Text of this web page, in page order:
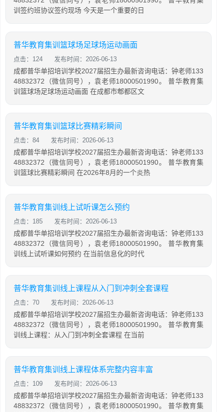
训签约班协议签约现场 今天是一个重要的日
普华教育集训篮球场足球场运动画面
点击：124 发布时间：2026-06-13
成都普华单招培训学校2027届招生办最新咨询电话：钟老师133
48832372（微信同号），袁老师18000501990。 普华教育集
训篮球场足球场运动画面 在成都市郫都区文
普华教育集训篮球比赛精彩瞬间
点击：84 发布时间：2026-06-13
成都普华单招培训学校2027届招生办最新咨询电话：钟老师133
48832372（微信同号），袁老师18000501990。 普华教育集
训篮球比赛精彩瞬间 在2026年8月的一个炎热
普华教育集训线上试听课怎么预约
点击：185 发布时间：2026-06-13
成都普华单招培训学校2027届招生办最新咨询电话：钟老师133
48832372（微信同号），袁老师18000501990。 普华教育集
训线上试听课如何预约 在当前信息化的时代
普华教育集训线上课程从入门到冲刺全套课程
点击：70 发布时间：2026-06-13
成都普华单招培训学校2027届招生办最新咨询电话：钟老师133
48832372（微信同号），袁老师18000501990。 普华教育集
训线上课程：从入门到冲刺全套课程 在当前
普华教育集训线上课程体系完整内容丰富
点击：109 发布时间：2026-06-13
成都普华单招培训学校2027届招生办最新咨询电话：钟老师133
48832372（微信同号），袁老师18000501990。 普华教育集